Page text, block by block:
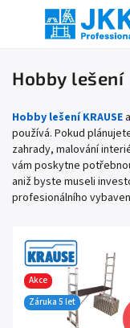
Hobby lešení
Hobby lešení KRAUSE a
používá. Pokud
zahrady, malování
vám poskytne
aniž byste museli
profesionálního
Akce
Záruka 5 let